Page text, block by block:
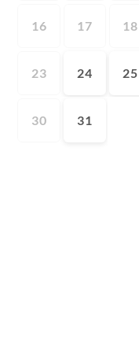
16 17 18
23 24 25
30 31